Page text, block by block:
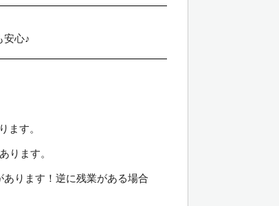
安心♪
ます。
ります。
ります！逆に残業がある場合